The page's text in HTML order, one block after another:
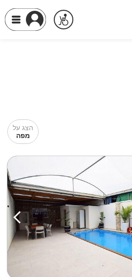
הצג על
מפה